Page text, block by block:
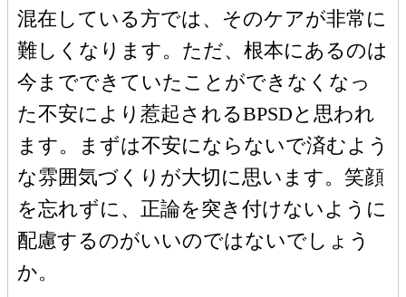
混在している方では、そのケアが非常に
難しくなります。ただ、根本にあるのは
今までできていたことができなくなっ
た不安により惹起されるBPSDと思われ
ます。まずは不安にならないで済むよう
な雰囲気づくりが大切に思います。笑顔
を忘れずに、正論を突き付けないように
配慮するのがいいのではないでしょう
か。